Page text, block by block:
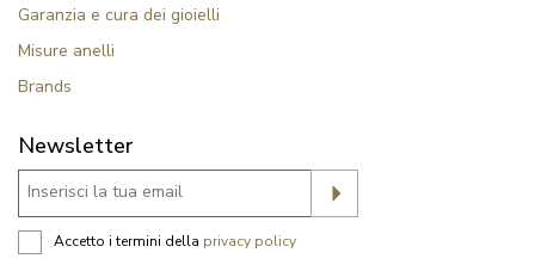
Garanzia e cura dei gioielli
Misure anelli
Brands
Newsletter
Accetto i termini della privacy policy